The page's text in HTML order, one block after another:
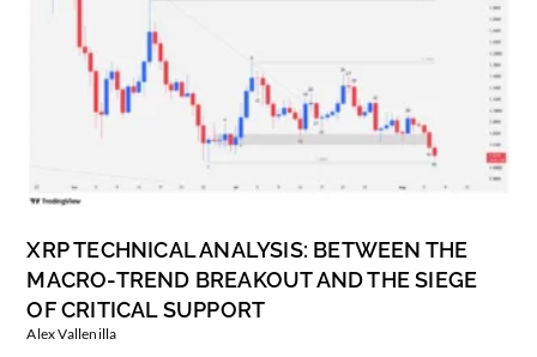
XRP TECHNICAL ANALYSIS: BETWEEN THE
MACRO-TREND BREAKOUT AND THE SIEGE
OF CRITICAL SUPPORT
Alex Vallenilla